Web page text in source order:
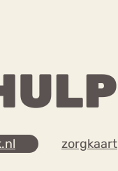
zorgkaart